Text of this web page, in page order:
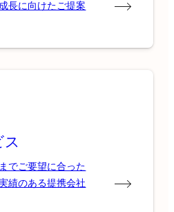
長に向けたご提案
ス
でご要望に合った
績のある提携会社